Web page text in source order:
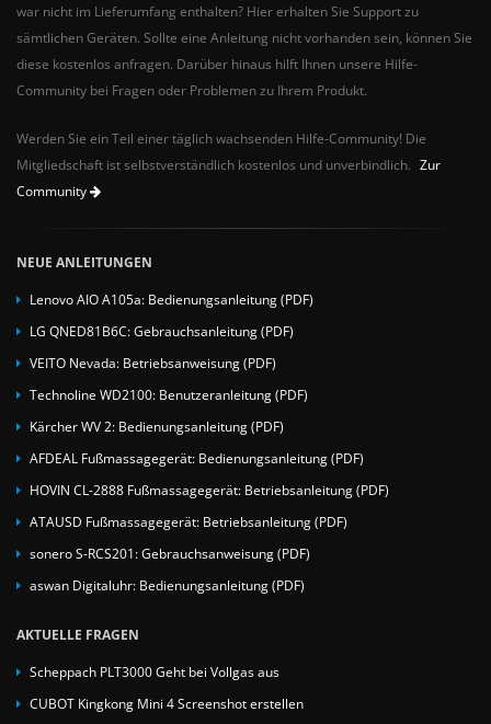
war nicht im Lieferumfang enthalten? Hier erhalten Sie Support zu
sämtlichen Geräten. Sollte eine Anleitung nicht vorhanden sein, können Sie
diese kostenlos anfragen. Darüber hinaus hilft Ihnen unsere Hilfe-
Community bei Fragen oder Problemen zu Ihrem Produkt.
Werden Sie ein Teil einer täglich wachsenden Hilfe-Community! Die
Mitgliedschaft ist selbstverständlich kostenlos und unverbindlich. Zur
Community
NEUE ANLEITUNGEN
Lenovo AIO A105a: Bedienungsanleitung (PDF)
LG QNED81B6C: Gebrauchsanleitung (PDF)
VEITO Nevada: Betriebsanweisung (PDF)
Technoline WD2100: Benutzeranleitung (PDF)
Kärcher WV 2: Bedienungsanleitung (PDF)
AFDEAL Fußmassagegerät: Bedienungsanleitung (PDF)
HOVIN CL-2888 Fußmassagegerät: Betriebsanleitung (PDF)
ATAUSD Fußmassagegerät: Betriebsanleitung (PDF)
sonero S-RCS201: Gebrauchsanweisung (PDF)
aswan Digitaluhr: Bedienungsanleitung (PDF)
AKTUELLE FRAGEN
Scheppach PLT3000 Geht bei Vollgas aus
CUBOT Kingkong Mini 4 Screenshot erstellen